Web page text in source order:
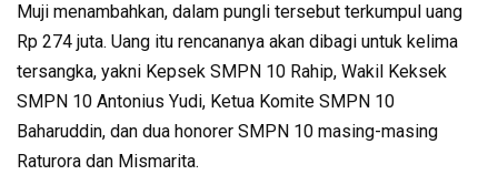
Muji menambahkan, dalam pungli tersebut terkumpul uang
Rp 274 juta. Uang itu rencananya akan dibagi untuk kelima
tersangka, yakni Kepsek SMPN 10 Rahip, Wakil Keksek
SMPN 10 Antonius Yudi, Ketua Komite SMPN 10
Baharuddin, dan dua honorer SMPN 10 masing-masing
Raturora dan Mismarita.